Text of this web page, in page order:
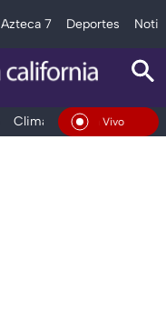
Azteca 7 Deportes
Clima Deportes
En Vivo